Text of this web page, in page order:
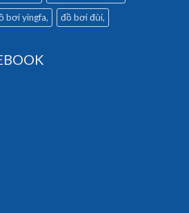
bơi yingfa đồ bơi đùi